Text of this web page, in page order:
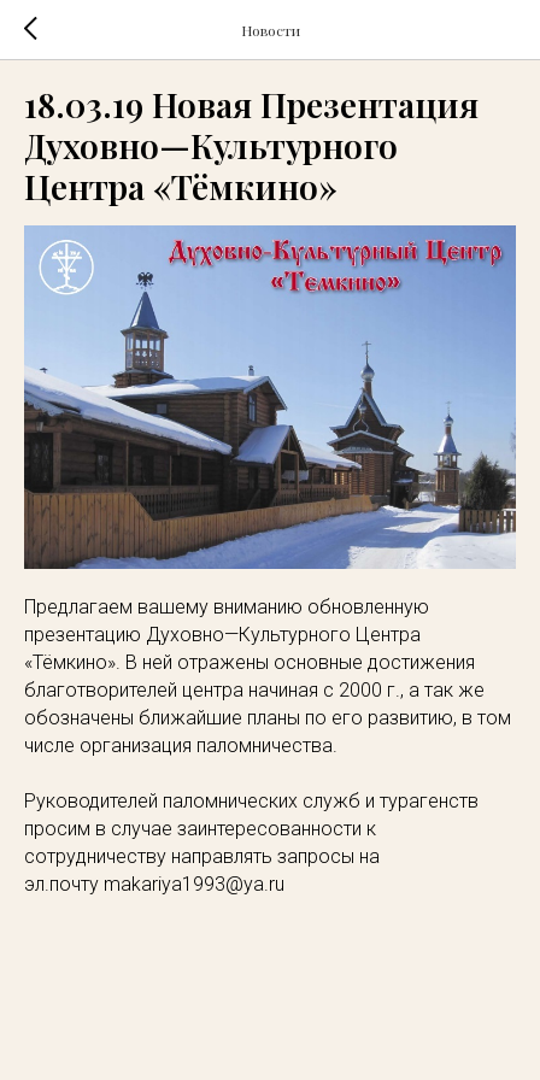
Новости
18.03.19 Новая Презентация
Духовно—Культурного
Центра «Тёмкино»
Предлагаем вашему вниманию обновленную
презентацию Духовно—Культурного Центра
«Тёмкино». В ней отражены основные достижения
благотворителей центра начиная с 2000 г., а так же
обозначены ближайшие планы по его развитию, в том
числе организация паломничества.
Руководителей паломнических служб и турагенств
просим в случае заинтересованности к
сотрудничеству направлять запросы на
эл.почту makariya1993@ya.ru